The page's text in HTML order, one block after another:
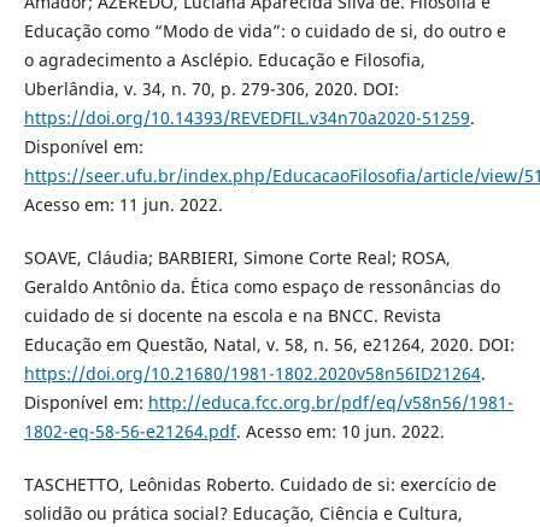
Educação como “Modo de vida”: o cuidado de si, do outro e
o agradecimento a Asclépio. Educação e Filosofia,
Uberlândia, v. 34, n. 70, p. 279-306, 2020. DOI:
https://doi.org/10.14393/REVEDFIL.v34n70a2020-51259.
Disponível em:
https://seer.ufu.br/index.php/EducacaoFilosofia/article/view/
Acesso em: 11 jun. 2022.
SOAVE, Cláudia; BARBIERI, Simone Corte Real; ROSA,
Geraldo Antônio da. Ética como espaço de ressonâncias do
cuidado de si docente na escola e na BNCC. Revista
Educação em Questão, Natal, v. 58, n. 56, e21264, 2020. DOI:
https://doi.org/10.21680/1981-1802.2020v58n56ID21264.
Disponível em: http://educa.fcc.org.br/pdf/eq/v58n56/1981-
1802-eq-58-56-e21264.pdf. Acesso em: 10 jun. 2022.
TASCHETTO, Leônidas Roberto. Cuidado de si: exercício de
solidão ou prática social? Educação, Ciência e Cultura,